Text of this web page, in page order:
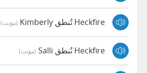
Heckfire تُنطق Kimberly (مؤنث)
Heckfire تُنطق Salli (مؤنث)